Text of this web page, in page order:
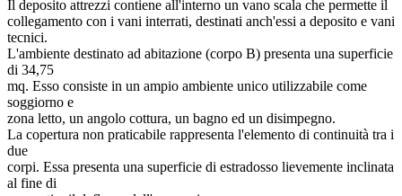
Il deposito attrezzi contiene all'interno un vano scala che permette il
collegamento con i vani interrati, destinati anch'essi a deposito e vani
tecnici.
L'ambiente destinato ad abitazione (corpo B) presenta una superficie
di 34,75
mq. Esso consiste in un ampio ambiente unico utilizzabile come
soggiorno e
zona letto, un angolo cottura, un bagno ed un disimpegno.
La copertura non praticabile rappresenta l'elemento di continuità tra i
due
corpi. Essa presenta una superficie di estradosso lievemente inclinata
al fine di